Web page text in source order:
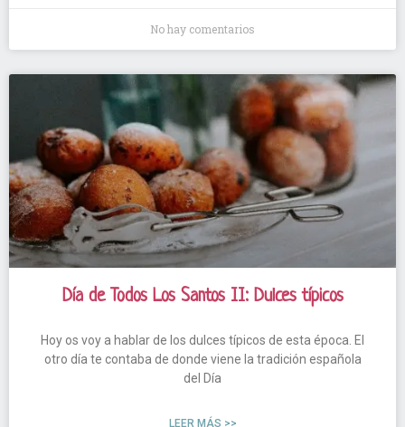
No hay comentarios
Día de Todos Los Santos II: Dulces típicos
Hoy os voy a hablar de los dulces típicos de esta época. El
otro día te contaba de donde viene la tradición española
del Día
LEER MÁS >>